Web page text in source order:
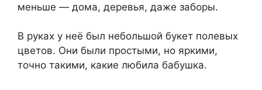
меньше — дома, деревья, даже заборы.
В руках у неё был небольшой букет полевых
цветов. Они были простыми,⁨ но яркими,⁨
точно такими, какие любила бабушка.